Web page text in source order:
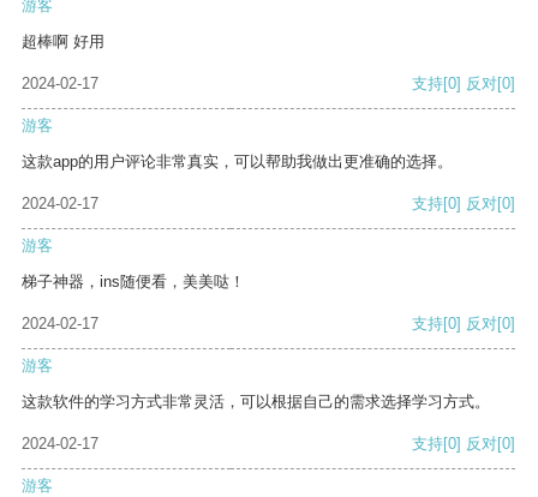
游客
超棒啊 好用
2024-02-17 支持[0] 反对[0]
游客
这款app的用户评论非常真实，可以帮助我做出更准确的选择。
2024-02-17 支持[0] 反对[0]
游客
梯子神器，ins随便看，美美哒！
2024-02-17 支持[0] 反对[0]
游客
这款软件的学习方式非常灵活，可以根据自己的需求选择学习方式。
2024-02-17 支持[0] 反对[0]
游客